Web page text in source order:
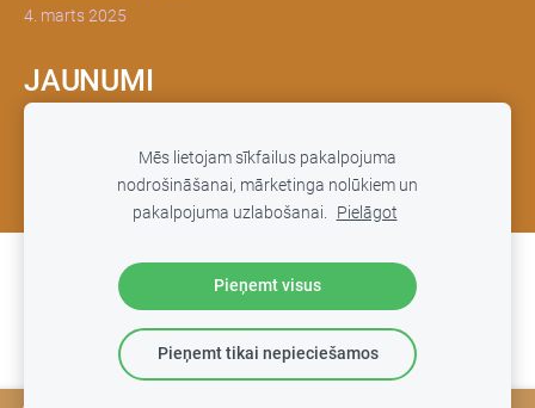
4. marts 2025
JAUNUMI
Šeit tiksimies, lai dalītos, sarunātos un vēstītu par to, kā
mums klājas.
Sīkdatnes
Mēs lietojam sīkfailus pakalpojuma
nodrošināšanai, mārketinga nolūkiem un
pakalpojuma uzlabošanai. Pielāgot
Pieņemt visus
Pieņemt tikai nepieciešamos